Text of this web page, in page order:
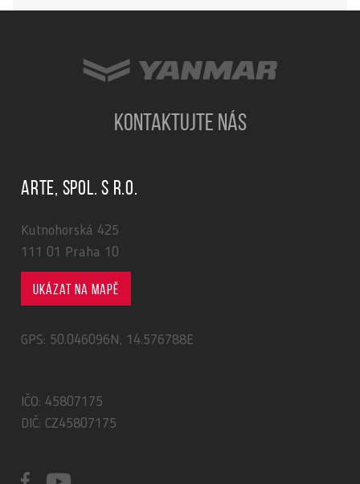
KONTAKTUJTE NÁS
ARTE, spol. s r.o.
Kutnohorská 425
111 01 Praha 10
Ukázat na mapě
GPS: 50.046096N, 14.576788E
IČO: 45807175
DIČ: CZ45807175